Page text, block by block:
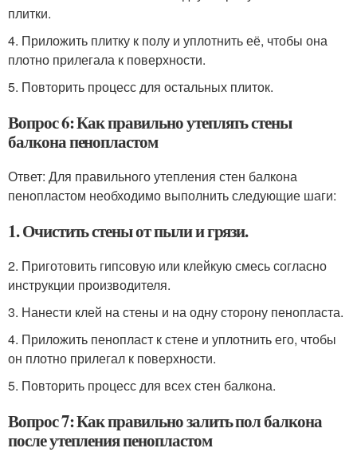
плитки.
4. Приложить плитку к полу и уплотнить её, чтобы она
плотно прилегала к поверхности.
5. Повторить процесс для остальных плиток.
Вопрос 6: Как правильно утеплять стены
балкона пенопластом
Ответ: Для правильного утепления стен балкона
пенопластом необходимо выполнить следующие шаги:
1. Очистить стены от пыли и грязи.
2. Приготовить гипсовую или клейкую смесь согласно
инструкции производителя.
3. Нанести клей на стены и на одну сторону пенопласта.
4. Приложить пенопласт к стене и уплотнить его, чтобы
он плотно прилегал к поверхности.
5. Повторить процесс для всех стен балкона.
Вопрос 7: Как правильно залить пол балкона
после утепления пенопластом